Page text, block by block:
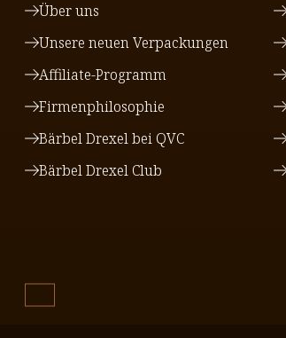
Über uns
Unsere neuen Verpackungen
Affiliate-Programm
Firmenphilosophie
Bärbel Drexel bei QVC
Bärbel Drexel Club